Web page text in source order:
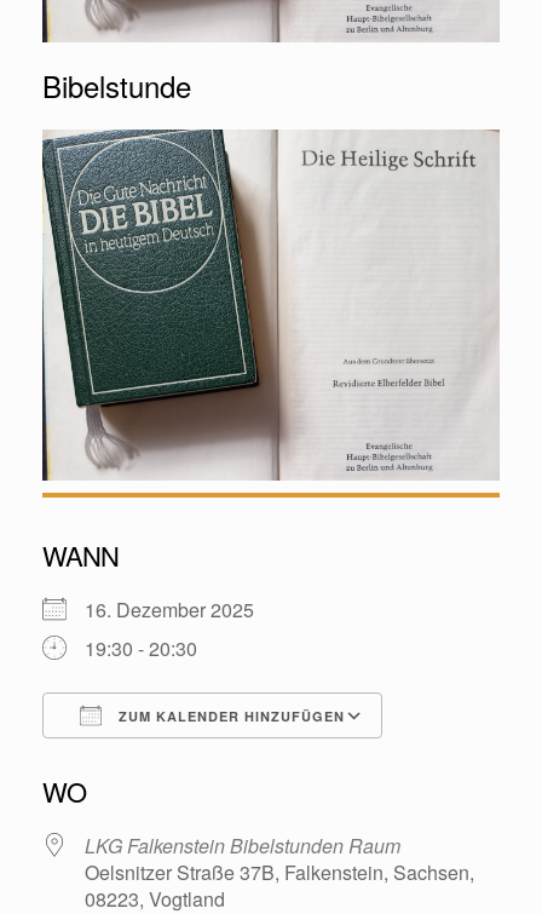
Bibelstunde
WANN
16. Dezember 2025
19:30 - 20:30
ZUM KALENDER HINZUFÜGEN
WO
LKG Falkenstein Bibelstunden Raum
Oelsnitzer Straße 37B, Falkenstein, Sachsen,
08223, Vogtland